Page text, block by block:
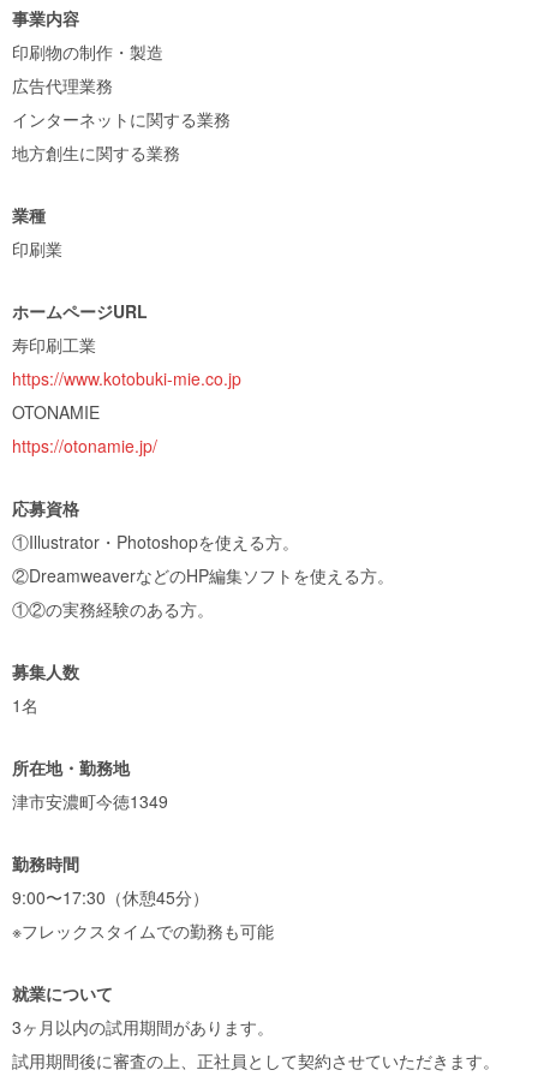
事業内容
印刷物の制作・製造
広告代理業務
インターネットに関する業務
地方創生に関する業務
業種
印刷業
ホームページURL
寿印刷工業
https://www.kotobuki-mie.co.jp
OTONAMIE
https://otonamie.jp/
応募資格
①Illustrator・Photoshopを使える方。
②DreamweaverなどのHP編集ソフトを使える方。
①②の実務経験のある方。
募集人数
1名
所在地・勤務地
津市安濃町今徳1349
勤務時間
9:00〜17:30（休憩45分）
※フレックスタイムでの勤務も可能
就業について
3ヶ月以内の試用期間があります。
試用期間後に審査の上、正社員として契約させていただきます。